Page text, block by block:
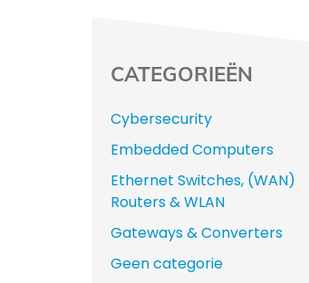
CATEGORIEËN
Cybersecurity
Embedded Computers
Ethernet Switches, (WAN)
Routers & WLAN
Gateways & Converters
Geen categorie